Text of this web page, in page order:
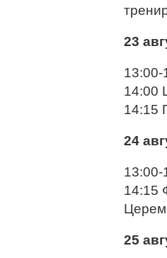
23
13:00-
14:00
14:15
24
13:00-
14:15
25